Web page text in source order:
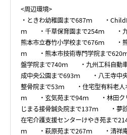
<周辺環境>
・ときわ幼稚園まで687ｍ ・
ｍ ・千草保育園まで254ｍ ・
熊本市立春竹小学校まで676ｍ ・
ｍ ・熊本市技術専門学院まで620
盤学院まで740ｍ ・九州工科自
成中央公園まで693ｍ ・八王寺中
整骨院まで53ｍ ・住宅型有料老人
ｍ ・玄気苑まで94ｍ ・林田ク
じまる接骨鍼灸院まで137ｍ ・
在宅介護支援センターけやき苑ま
ｍ ・萩原苑まで267ｍ ・清祥